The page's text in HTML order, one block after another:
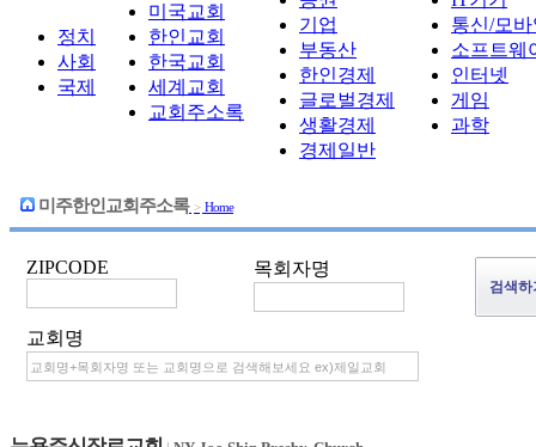
정치
사회
국제
미국교회
한인교회
한국교회
세계교회
교회주소록
기업
부동산
한인경제
글로벌경제
생활경제
경제일반
통신/모
소프트웨
인터넷
게임
과학
미주한인교회주소록 > Home
ZIPCODE 목회자명
교회명